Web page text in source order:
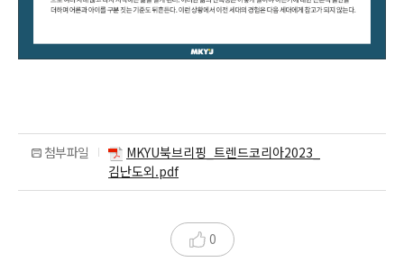
첨부파일
MKYU북브리핑_트렌드코리아2023_
김난도외.pdf
0